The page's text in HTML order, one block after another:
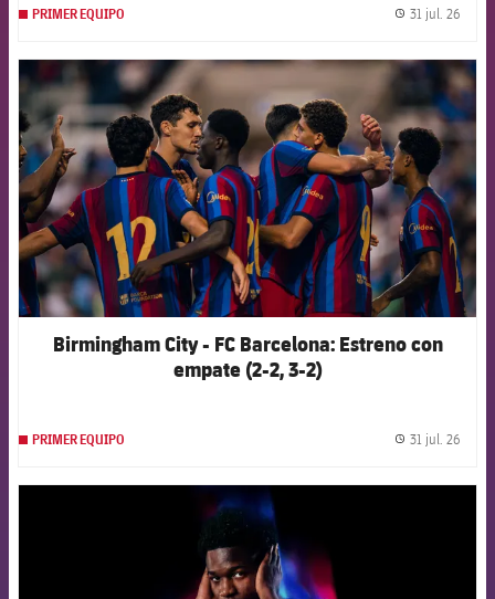
PRIMER EQUIPO 31 jul. 26
FCB Barcelona badge
Birmingham City - FC Barcelona: Estreno con
empate (2-2, 3-2)
PRIMER EQUIPO 31 jul. 26
FCB Barcelona badge